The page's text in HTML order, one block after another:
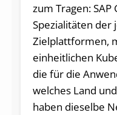
zum Tragen:
Spezialitäten der
Zielplattformen,
einheitlichen
die für die
welches Land
haben dieselbe